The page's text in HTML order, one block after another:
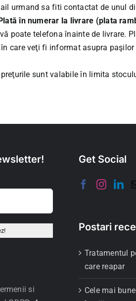
urmand sa fiti contactat de unul
în numerar la livrare (plata
poate telefona înainte de livrare.
care veţi fi informat asupra
preţurile sunt valabile în limita
si
Get Social
Postari
Tratamentul
care reapar
Cele mai